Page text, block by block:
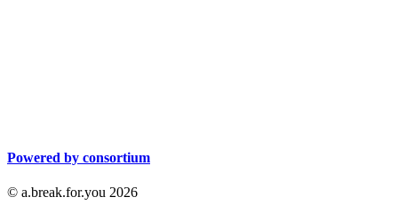
Powered by consortium
© a.break.for.you 2026